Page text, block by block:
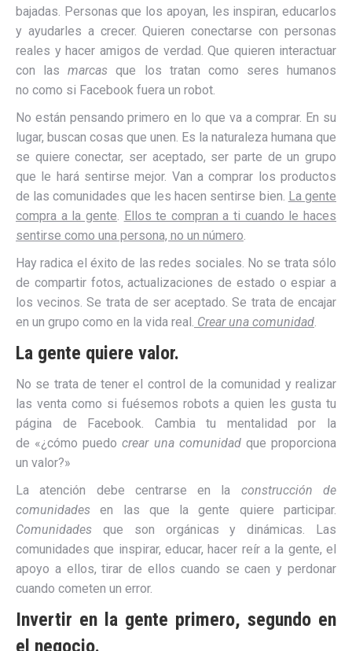
bajadas. Personas que los apoyan, les inspiran, educarlos
y ayudarles a crecer. Quieren conectarse con personas
reales y hacer amigos de verdad. Que quieren interactuar
con lasmarcas que los tratan como seres humanos
no como si Facebook fuera un robot.
No están pensando primero en lo que va a comprar. En su
lugar, buscan cosas que unen. Es la naturaleza humana que
se quiere conectar, ser aceptado, ser parte de un grupo
que le hará sentirse mejor. Van a comprar los productos
de las comunidades que les hacen sentirse bien. La gente
compra a la gente. Ellos te compran a ti cuando le haces
sentirse como una persona, no un número.
Hay radica el éxito de las redes sociales. No se trata sólo
de compartir fotos, actualizaciones de estado o espiar a
los vecinos. Se trata de ser aceptado. Se trata de encajar
en un grupo como en la vida real. Crear una comunidad.
La gente quiere valor.
No se trata de tener el control de la comunidad y realizar
las venta como si fuésemos robots a quien les gusta tu
página de Facebook. Cambia tu mentalidad por la
de «¿cómo puedo crear una comunidadque proporciona
un valor?»
La atención debe centrarse en la construcción de
comunidades en las que la gente quiere participar.
Comunidades que son orgánicas y dinámicas. Las
comunidades que inspirar, educar, hacer reír a la gente, el
apoyo a ellos, tirar de ellos cuando se caen y perdonar
cuando cometen un error.
Invertir en la gente primero, segundo en
el negocio.